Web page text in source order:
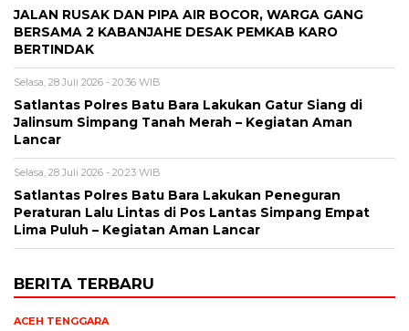
JALAN RUSAK DAN PIPA AIR BOCOR, WARGA GANG
BERSAMA 2 KABANJAHE DESAK PEMKAB KARO
BERTINDAK
Selasa, 28 Juli 2026 - 20:36 WIB
Satlantas Polres Batu Bara Lakukan Gatur Siang di
Jalinsum Simpang Tanah Merah – Kegiatan Aman
Lancar
Selasa, 28 Juli 2026 - 20:23 WIB
Satlantas Polres Batu Bara Lakukan Peneguran
Peraturan Lalu Lintas di Pos Lantas Simpang Empat
Lima Puluh – Kegiatan Aman Lancar
BERITA TERBARU
ACEH TENGGARA